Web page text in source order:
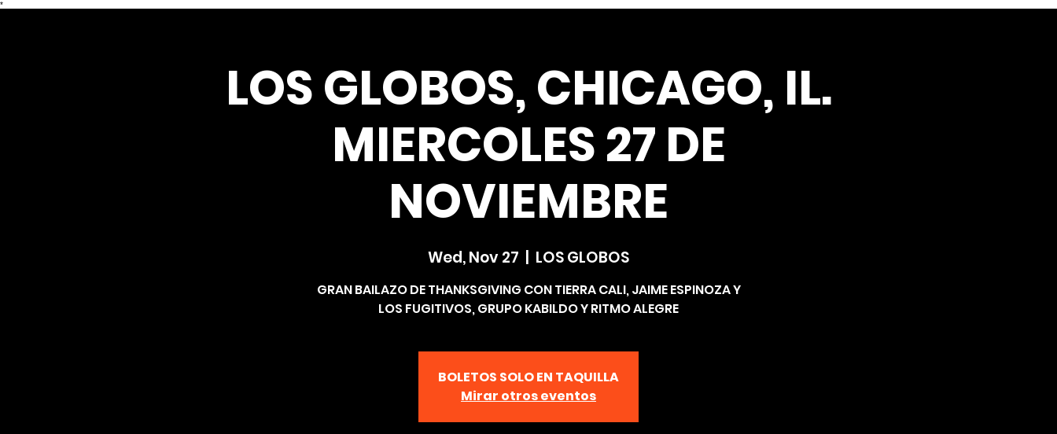
*
LOS GLOBOS, CHICAGO, IL.
MIERCOLES 27 DE
NOVIEMBRE
Wed, Nov 27 LOS GLOBOS
GRAN BAILAZO DE THANKSGIVING CON TIERRA CALI, JAIME ESPINOZA Y
LOS FUGITIVOS, GRUPO KABILDO Y RITMO ALEGRE
BOLETOS SOLO EN TAQUILLA
Mirar otros eventos